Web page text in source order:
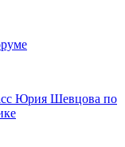
Юрия Шевцова по